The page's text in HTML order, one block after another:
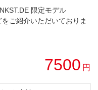
限定モデル
ご紹介いただいておりま
7500 円